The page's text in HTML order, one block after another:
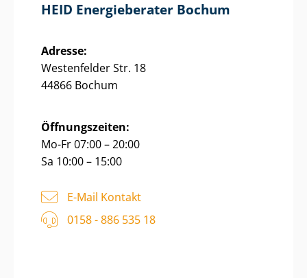
HEID Energieberater Bochum
Adresse:
Westenfelder Str. 18
44866 Bochum
Öffnungszeiten:
Mo-Fr 07:00 – 20:00
Sa 10:00 – 15:00
E-Mail Kontakt
0158 - 886 535 18